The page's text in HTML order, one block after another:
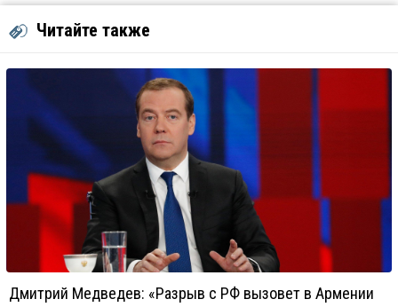
Читайте также
Дмитрий Медведев: «Разрыв с РФ вызовет в Армении